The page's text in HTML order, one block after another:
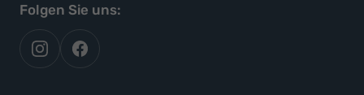
Folgen Sie uns:
autoflex
auf
autoflex24
auf